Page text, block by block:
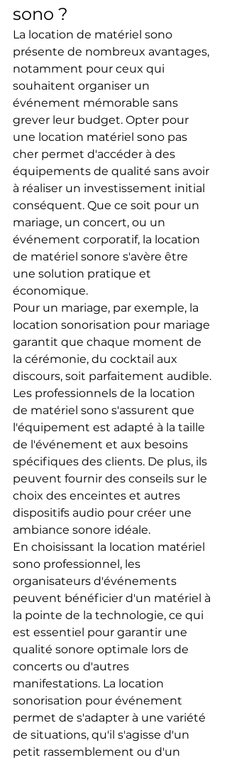
sono ?
La location de matériel sono
présente de nombreux avantages,
notamment pour ceux qui
souhaitent organiser un
événement mémorable sans
grever leur budget. Opter pour
une location matériel sono pas
cher permet d'accéder à des
équipements de qualité sans avoir
à réaliser un investissement initial
conséquent. Que ce soit pour un
mariage, un concert, ou un
événement corporatif, la location
de matériel sonore s'avère être
une solution pratique et
économique.
Pour un mariage, par exemple, la
location sonorisation pour mariage
garantit que chaque moment de
la cérémonie, du cocktail aux
discours, soit parfaitement audible.
Les professionnels de la location
de matériel sono s'assurent que
l'équipement est adapté à la taille
de l'événement et aux besoins
spécifiques des clients. De plus, ils
peuvent fournir des conseils sur le
choix des enceintes et autres
dispositifs audio pour créer une
ambiance sonore idéale.
En choisissant la location matériel
sono professionnel, les
organisateurs d'événements
peuvent bénéficier d'un matériel à
la pointe de la technologie, ce qui
est essentiel pour garantir une
qualité sonore optimale lors de
concerts ou d'autres
manifestations. La location
sonorisation pour événement
permet de s'adapter à une variété
de situations, qu'il s'agisse d'un
petit rassemblement ou d'un